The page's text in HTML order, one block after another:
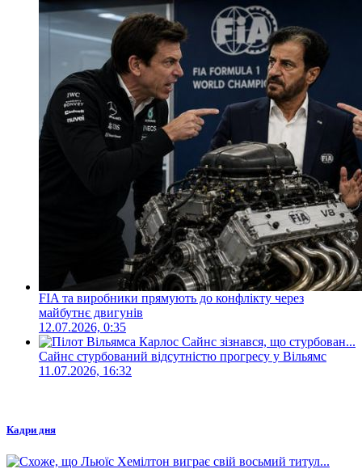
FIA та виробники прямують до конфлікту через
майбутнє двигунів
12.07.2026, 0:35
Сайнс стурбований відсутністю прогресу у Вільямс
11.07.2026, 16:32
Кадри дня